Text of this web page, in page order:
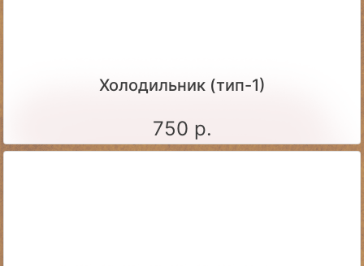
Холодильник (тип-1)
750 р.